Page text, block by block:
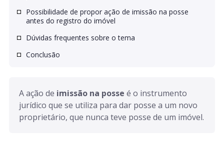
Possibilidade de propor ação de imissão na posse
antes do registro do imóvel
Dúvidas frequentes sobre o tema
Conclusão
A ação de imissão na posse é o instrumento
jurídico que se utiliza para dar posse a um novo
proprietário, que nunca teve posse de um imóvel.